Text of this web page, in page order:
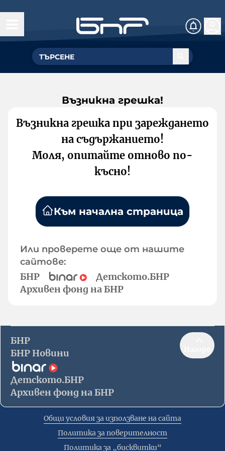
Възникна грешка!
Възникна грешка при зареждането
на съдържанието!
Моля, опитайте отново по-
късно!
Към начална страница
Или проверете още от нашите
сайтове:
БНР
Детското.БНР
Архивен фонд на БНР
БНР
БНР Новини
Детското.БНР
Архивен фонд на БНР
Общи условия за използване на сайта
Политика за поверителност
Политика за „бисквитки“